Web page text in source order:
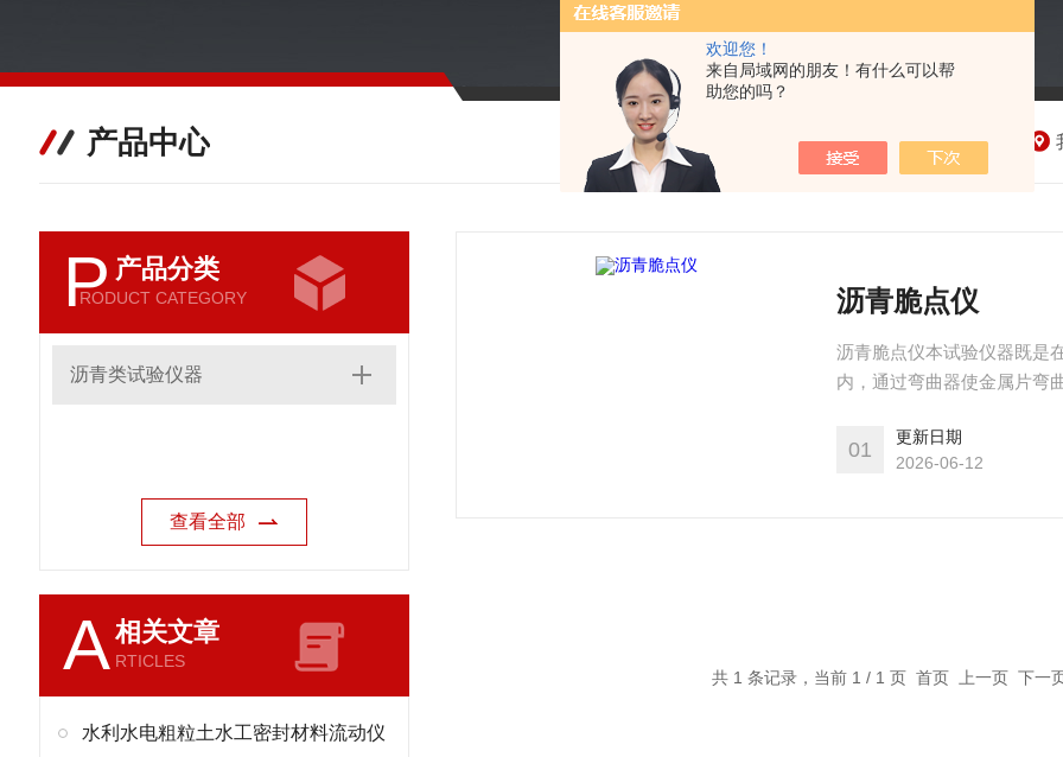
欢迎您！
来自局域网的朋友！有什么可以帮
助您的吗？
产品中心
P 产品分类
RODUCT CATEGORY
沥青类试验仪器
查看全部
A相关文章
RTICLES
水利水电粗粒土水工密封材料流动仪
沥青脆点仪
沥青脆点仪本试验仪器既是
内，通过弯曲器使金属片弯
01
更新日期
2026-06-12
共 1 条记录，当前 1 / 1 页 首页 上一页 下一